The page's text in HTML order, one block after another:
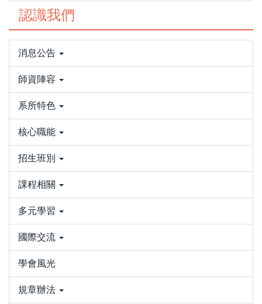
認識我們
消息公告
師資陣容
系所特色
核心職能
招生班別
課程相關
多元學習
國際交流
學會風光
規章辦法